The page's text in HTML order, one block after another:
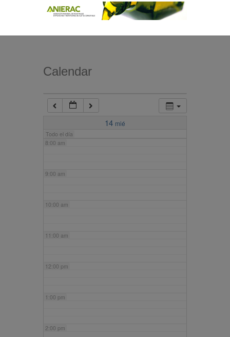
Calendar
14 mié
Todo el día
7:00 am
8:00 am
9:00 am
10:00 am
11:00 am
12:00 pm
1:00 pm
2:00 pm